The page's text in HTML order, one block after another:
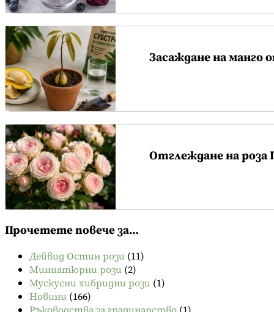
Засаждане на манго
Отглеждане на
Прочетете повече за…
Дейвид Остин рози (11)
Миниатюрни рози (2)
Мускусни хибридни рози (1)
Новини (166)